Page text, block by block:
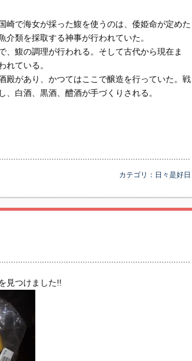
崎で海女が採った鰒を使うのは、倭姫命が定めた
介類を採取する神事が行われていた。
、鰒の調理が行われる。そして古代から現在ま
れている。
殿があり、かつてはここで醸造を行っていた。戦
白酒、黒酒、醴酒が手づくりされる。
カテゴリ： 日々是好日
見つけました!!